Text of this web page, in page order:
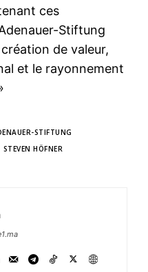
ces
Stiftung
de valeur,
et le rayonnement
STIFTUNG
STEVEN HÖFNER